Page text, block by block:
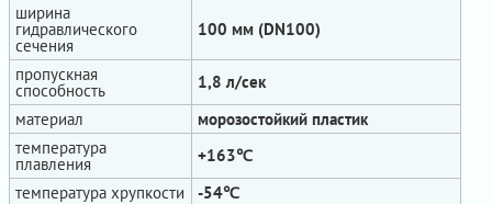
ширина
гидравлического
сечения
100 мм (DN100)
пропускная
способность
1,8 л/сек
материал
морозостойкий пластик
температура
плавления
+163℃
температура хрупкости
-54℃